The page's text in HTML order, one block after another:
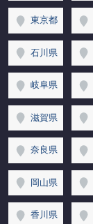
東京都
石川県
岐阜県
滋賀県
奈良県
岡山県
香川県